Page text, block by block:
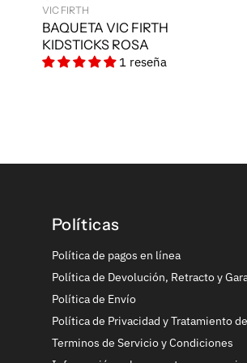
VIC FIRTH
BAQUETA VIC FIRTH
KIDSTICKS ROSA
1 reseña
Políticas
Política de pagos en línea
Política de Devolución, Retracto y
Política de Envío
Política de Privacidad y Tratamiento
Terminos de Servicio y Condiciones